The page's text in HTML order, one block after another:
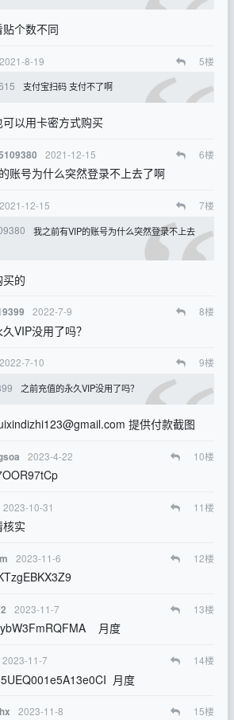
个数不同
2021-8-19 5楼
支付宝扫码 支付不了啊
以用卡密方式购买
2021-12-15 6楼
账号为什么突然登录不上去了啊
2021-12-15 7楼
我之前有VIP的账号为什么突然登录不上去
的
2022-7-9 8楼
VIP没用了吗？
2022-7-10 9楼
之前充值的永久VIP没用了吗？
提供付款截图
2023-4-22 10楼
2023-10-31 11楼
实
2023-11-6 12楼
2023-11-7 13楼
月度
2023-11-7 14楼
月度
2023-11-8 15楼